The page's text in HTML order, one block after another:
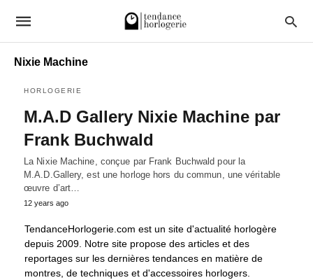
Nixie Machine
HORLOGERIE
M.A.D Gallery Nixie Machine par
Frank Buchwald
La Nixie Machine, conçue par Frank Buchwald pour la
M.A.D.Gallery, est une horloge hors du commun, une véritable
œuvre d’art…
12 years ago
TendanceHorlogerie.com est un site d'actualité horlogère
depuis 2009. Notre site propose des articles et des
reportages sur les dernières tendances en matière de
montres, de techniques et d'accessoires horlogers.